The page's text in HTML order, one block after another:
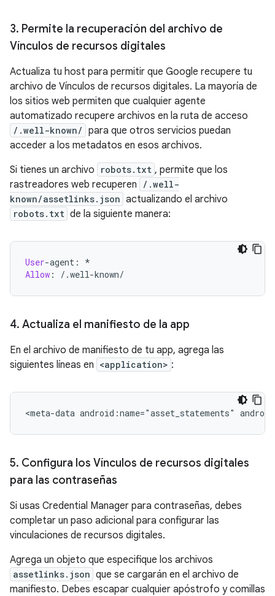
3. Permite la recuperación del archivo de
Vínculos de recursos digitales
Actualiza tu host para permitir que Google recupere tu
archivo de Vínculos de recursos digitales. La mayoría de
los sitios web permiten que cualquier agente
automatizado recupere archivos en la ruta de acceso
/.well-known/ para que otros servicios puedan
acceder a los metadatos en esos archivos.
Si tienes un archivo
robots.txt , permite que los
rastreadores web recuperen
/.well-
known/assetlinks.json actualizando el archivo
robots.txt de la siguiente manera:
User-agent:
Allow :
4. Actualiza el manifiesto de la app
En el archivo de manifiesto de tu app, agrega las
siguientes líneas en <application> :
<meta-data android:name="asset_statements"
5. Configura los Vínculos de recursos digitales
para las contraseñas
Si usas Credential Manager para contraseñas, debes
completar un paso adicional para configurar las
vinculaciones de recursos digitales.
Agrega un objeto que especifique los archivos
assetlinks.json que se cargarán en el archivo de
manifiesto. Debes escapar cualquier apóstrofo y comillas